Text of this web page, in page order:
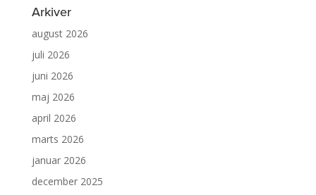
Arkiver
august 2026
juli 2026
juni 2026
maj 2026
april 2026
marts 2026
januar 2026
december 2025